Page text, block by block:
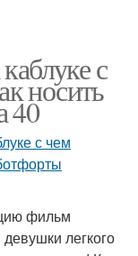
с
носить
40
фильм
легкого